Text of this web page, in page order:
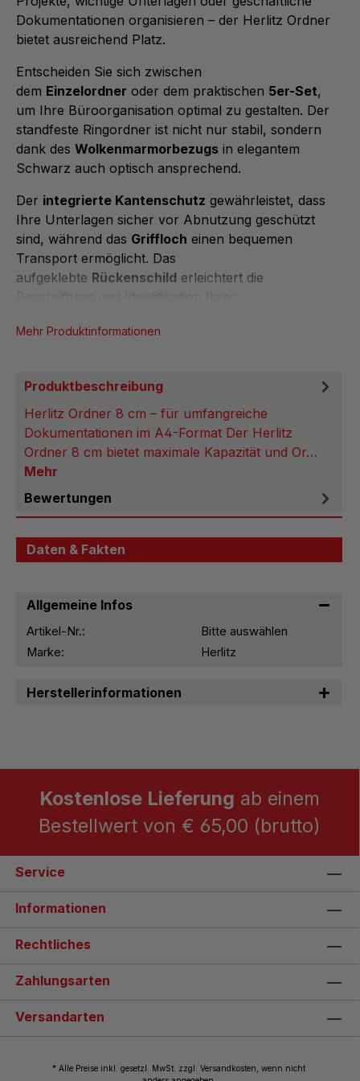
Dokumentationen organisieren – der Herlitz Ordner
bietet ausreichend Platz.
Entscheiden Sie sich zwischen
dem Einzelordner oder dem praktischen 5er-Set,
um Ihre Büroorganisation optimal zu gestalten. Der
standfeste Ringordner ist nicht nur stabil, sondern
dank des Wolkenmarmorbezugs in elegantem
Schwarz auch optisch ansprechend.
Der integrierte Kantenschutz gewährleistet, dass
Ihre Unterlagen sicher vor Abnutzung geschützt
sind, während das Griffloch einen bequemen
Transport ermöglicht. Das
aufgeklebte Rückenschild erleichtert die
Mehr Produktinformationen
Produktbeschreibung
Herlitz Ordner 8 cm – für umfangreiche
Dokumentationen im A4-Format Der Herlitz
Ordner 8 cm bietet maximale Kapazität und Or…
Mehr
Bewertungen
Daten & Fakten
Allgemeine Infos
Artikel-Nr.:
Bitte auswählen
Marke:
Herlitz
Herstellerinformationen
Kostenlose Lieferung ab einem
Bestellwert von € 65,00 (brutto)
Service
Informationen
Rechtliches
Zahlungsarten
Versandarten
* Alle Preise inkl. gesetzl. MwSt. zzgl. Versandkosten, wenn nicht